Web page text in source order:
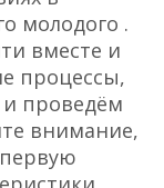
молодого .
вместе и
процессы,
и проведём
внимание,